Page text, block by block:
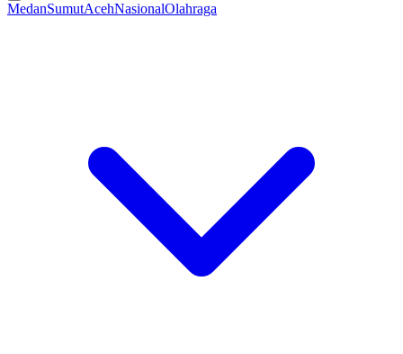
MedanSumutAcehNasionalOlahraga